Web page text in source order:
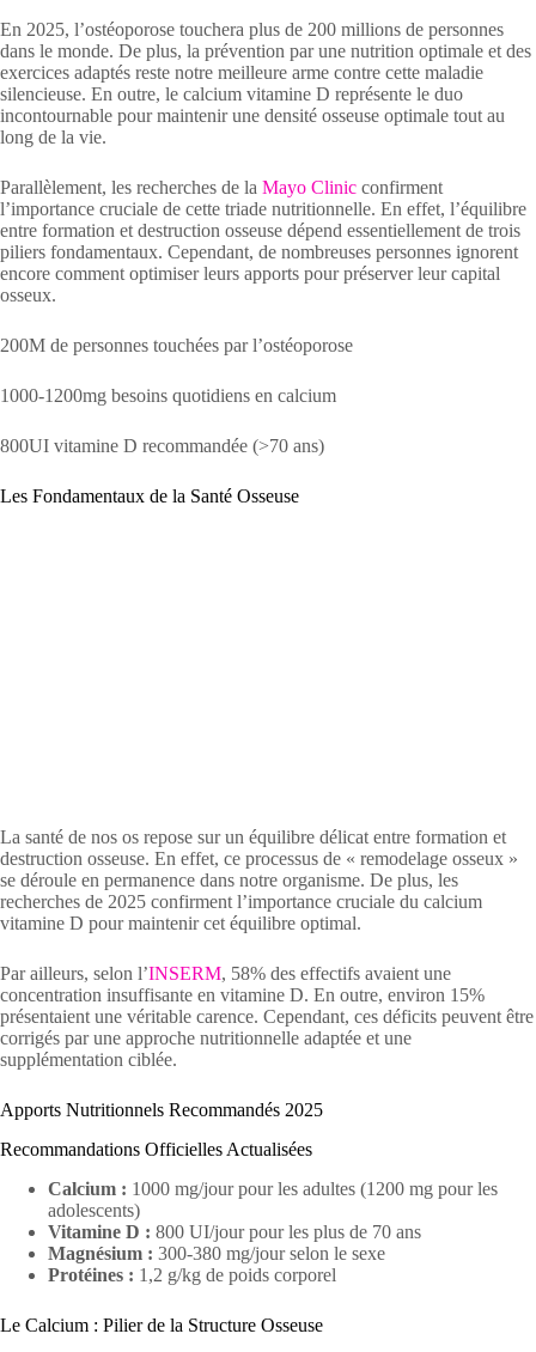
En 2025, l’ostéoporose touchera plus de 200 millions de personnes
dans le monde. De plus, la prévention par une nutrition optimale et des
exercices adaptés reste notre meilleure arme contre cette maladie
silencieuse. En outre, le calcium vitamine D représente le duo
incontournable pour maintenir une densité osseuse optimale tout au
long de la vie.
Parallèlement, les recherches de la Mayo Clinic confirment
l’importance cruciale de cette triade nutritionnelle. En effet, l’équilibre
entre formation et destruction osseuse dépend essentiellement de trois
piliers fondamentaux. Cependant, de nombreuses personnes ignorent
encore comment optimiser leurs apports pour préserver leur capital
osseux.
200M de personnes touchées par l’ostéoporose
1000-1200mg besoins quotidiens en calcium
800UI vitamine D recommandée (>70 ans)
Les Fondamentaux de la Santé Osseuse
La santé de nos os repose sur un équilibre délicat entre formation et
destruction osseuse. En effet, ce processus de « remodelage osseux »
se déroule en permanence dans notre organisme. De plus, les
recherches de 2025 confirment l’importance cruciale du calcium
vitamine D pour maintenir cet équilibre optimal.
Par ailleurs, selon l’INSERM, 58% des effectifs avaient une
concentration insuffisante en vitamine D. En outre, environ 15%
présentaient une véritable carence. Cependant, ces déficits peuvent être
corrigés par une approche nutritionnelle adaptée et une
supplémentation ciblée.
Apports Nutritionnels Recommandés 2025
Recommandations Officielles Actualisées
Calcium : 1000 mg/jour pour les adultes (1200 mg pour les
adolescents)
Vitamine D : 800 UI/jour pour les plus de 70 ans
Magnésium : 300-380 mg/jour selon le sexe
Protéines : 1,2 g/kg de poids corporel
Le Calcium : Pilier de la Structure Osseuse